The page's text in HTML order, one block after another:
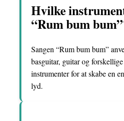
Hvilke
“Rum bum
Sangen “Rum bum bum”
basguitar, guitar og
instrumenter for at skabe en
lyd.